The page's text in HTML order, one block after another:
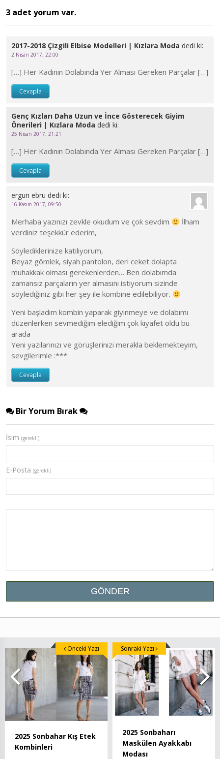
3 adet yorum var.
2017-2018 Çizgili Elbise Modelleri | Kızlara Moda dedi ki:
2 Nisan 2017, 22:00
[…] Her Kadının Dolabında Yer Alması Gereken Parçalar […]
Cevapla
Genç Kızları Daha Uzun ve İnce Gösterecek Giyim
Önerileri | Kızlara Moda dedi ki:
25 Nisan 2017, 21:21
[…] Her Kadının Dolabında Yer Alması Gereken Parçalar […]
Cevapla
ergun ebru dedi ki:
16 Kasım 2017, 09:50
Merhaba yazınızı zevkle okudum ve çok sevdim
İlham
verdiniz teşekkür ederim,
Söylediklerinize katılıyorum,
Beyaz gömlek, siyah pantolon, deri ceket dolapta
muhakkak olması gerekenlerden… Ben dolabımda
zamansız parçaların yer almasını istiyorum sizinde
söylediğiniz gibi her şey ile kombine edilebiliyor.
Yeni başladım kombin yaparak giyinmeye ve dolabımı
düzenlerken sevmediğim elediğim çok kıyafet oldu bu
arada
Yeni yazılarınızı ve görüşlerinizi merakla beklemekteyim,
sevgilerimle :***
Cevapla
Bir Yorum Bırak
İsim (gerekli)
E-Posta (gerekli)
2025 Sonbahar Kış Etek
Kombinleri
Önceki Yazı
2025 Sonbaharı
Maskülen Ayakkabı
Modası
Sonraki Yazı